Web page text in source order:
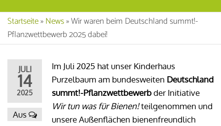
Startseite»News»Wir waren beim Deutschland summt!-
Pflanzwettbewerb 2025 dabei!
JULI
14
2025
Aus
Im Juli 2025 hat unser Kinderhaus
Purzelbaum am bundesweiten Deutschland
summt!-Pflanzwettbewerbder Initiative
Wir tun was für Bienen!teilgenommen und
unsere Außenflächen bienenfreundlich